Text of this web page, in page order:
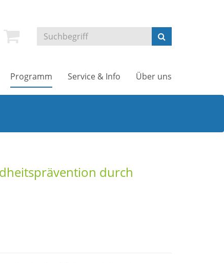
Programm Service & Info Über uns
durch